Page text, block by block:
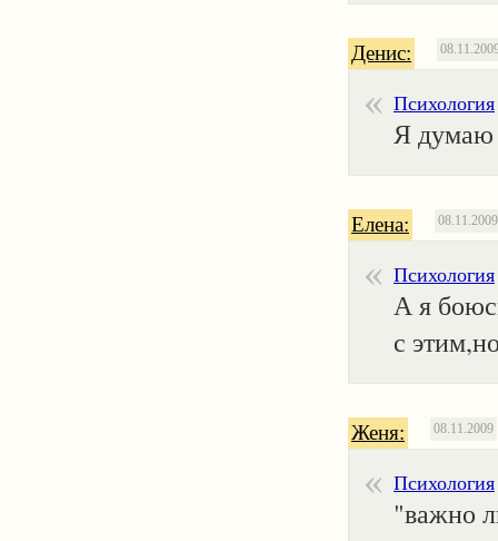
Денис:
Психология
Я думаю
Елена: 08.11.2009
Психология
А я
с
Женя: 08.11.2009
Психология
"важно